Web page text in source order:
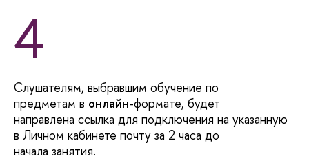
4
Слушателям, выбравшим обучение по
предметам онлайн-формате, будет
направлена ссылка для подключения на указанную
Личном кабинете почту за 2 часа до
начала занятия.